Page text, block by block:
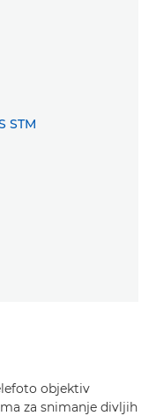
objektiv
za snimanje divljih